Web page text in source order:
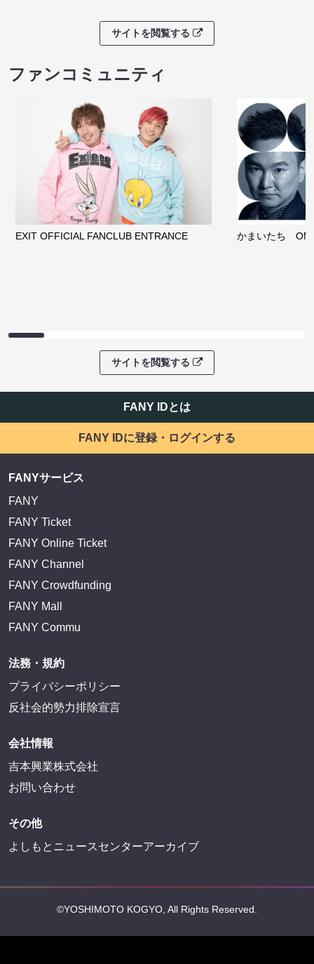
サイトを閲覧する
ファンコミュニティ
EXIT OFFICIAL FANCLUB ENTRANCE かまいたち
サイトを閲覧する
FANY IDとは
FANY IDに登録・ログインする
FANYサービス
FANY
FANY Ticket
FANY Online Ticket
FANY Channel
FANY Crowdfunding
FANY Mall
FANY Commu
法務・規約
プライバシーポリシー
反社会的勢力排除宣言
会社情報
吉本興業株式会社
お問い合わせ
その他
よしもとニュースセンターアーカイブ
©YOSHIMOTO KOGYO, All Rights Reserved.